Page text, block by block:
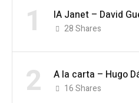
1 IA Janet – David
28Shares
2 A la carta – Hugo
16Shares